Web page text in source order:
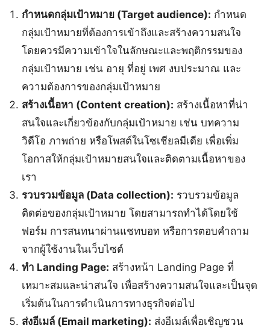
กำหนดกลุ่มเป้าหมาย (Target audience): กำหนด
กลุ่มเป้าหมายที่ต้องการเข้าถึงและสร้างความสนใจ
โดยควรมีความเข้าใจในลักษณะและพฤติกรรมของ
กลุ่มเป้าหมาย เช่น อายุ ที่อยู่ เพศ งบประมาณ และ
ความต้องการของกลุ่มเป้าหมาย
สร้างเนื้อหา (Content creation): สร้างเนื้อหาที่น่า
สนใจและเกี่ยวข้องกับกลุ่มเป้าหมาย เช่น บทความ
วิดีโอ ภาพถ่าย หรือโพสต์ในโซเชียลมีเดีย เพื่อเพิ่ม
โอกาสให้กลุ่มเป้าหมายสนใจและติดตามเนื้อหาของ
เรา
รวบรวมข้อมูล (Data collection): รวบรวมข้อมูล
ติดต่อของกลุ่มเป้าหมาย โดยสามารถทำได้โดยใช้
ฟอร์ม การสนทนาผ่านแชทบอท หรือการตอบคำถาม
จากผู้ใช้งานในเว็บไซต์
ทำ Landing Page: สร้างหน้า Landing Page ที่
เหมาะสมและน่าสนใจ เพื่อสร้างความสนใจและเป็นจุด
เริ่มต้นในการดำเนินการทางธุรกิจต่อไป
ส่งอีเมล์ (Email marketing): ส่งอีเมล์เพื่อเชิญชวน